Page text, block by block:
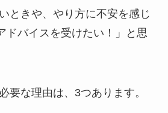
ときや、やり方に不安を感じ
ドバイスを受けたい！」と思
要な理由は、3つあります。